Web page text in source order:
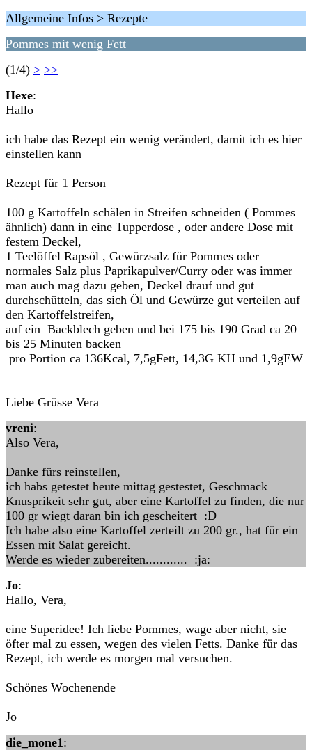
Allgemeine Infos > Rezepte
Pommes mit wenig Fett
(1/4) > >>
Hexe:
Hallo
ich habe das Rezept ein wenig verändert, damit ich es hier
einstellen kann
Rezept für 1 Person
100 g Kartoffeln schälen in Streifen schneiden ( Pommes
ähnlich) dann in eine Tupperdose , oder andere Dose mit
festem Deckel,
1 Teelöffel Rapsöl , Gewürzsalz für Pommes oder
normales Salz plus Paprikapulver/Curry oder was immer
man auch mag dazu geben, Deckel drauf und gut
durchschütteln, das sich Öl und Gewürze gut verteilen auf
den Kartoffelstreifen,
auf ein Backblech geben und bei 175 bis 190 Grad ca 20
bis 25 Minuten backen
pro Portion ca 136Kcal, 7,5gFett, 14,3G KH und 1,9gEW
Liebe Grüsse Vera
vreni:
Also Vera,
Danke fürs reinstellen,
ich habs getestet heute mittag gestestet, Geschmack
Knusprikeit sehr gut, aber eine Kartoffel zu finden, die nur
100 gr wiegt daran bin ich gescheitert :D
Ich habe also eine Kartoffel zerteilt zu 200 gr., hat für ein
Essen mit Salat gereicht.
Werde es wieder zubereiten............ :ja:
Jo:
Hallo, Vera,
eine Superidee! Ich liebe Pommes, wage aber nicht, sie
öfter mal zu essen, wegen des vielen Fetts. Danke für das
Rezept, ich werde es morgen mal versuchen.
Schönes Wochenende
Jo
die_mone1: